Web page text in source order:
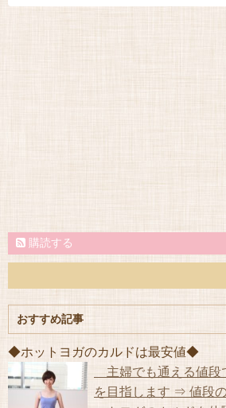
購読する
おすすめ記事
◆ホットヨガのカルドは最安値◆
主婦でも通える値段
を目指します ⇒ 値段